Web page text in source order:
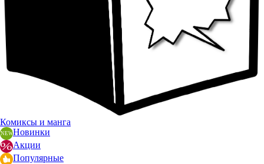
Комиксы и манга
Новинки
Акции
Популярные